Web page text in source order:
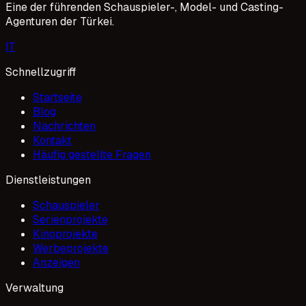
Eine der führenden Schauspieler-, Model- und Casting-
Agenturen der Türkei.
IT
Schnellzugriff
Startseite
Blog
Nachrichten
Kontakt
Häufig gestellte Fragen
Dienstleistungen
Schauspieler
Serienprojekte
Kinoprojekte
Werbeprojekte
Anzeigen
Verwaltung